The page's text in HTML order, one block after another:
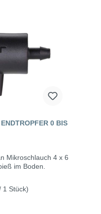
0 BIS
Mikroschlauch 4 x 6
im Boden.
1 Stück)